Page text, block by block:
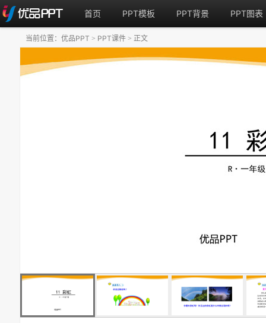
首页 PPT模板 PPT背景 PPT图表
当前位置： 优品PPT > PPT课件 > 正文